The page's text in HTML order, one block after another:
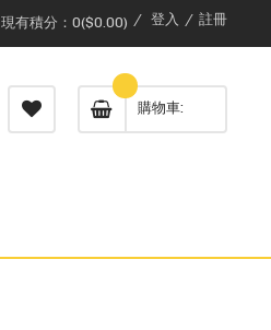
現有積分：0($0.00) 登入 註冊
購物車